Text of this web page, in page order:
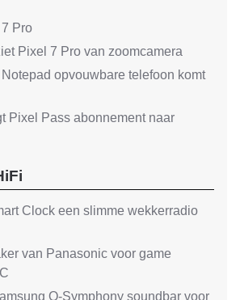
Pro
Pixel 7 Pro van zoomcamera
opvouwbare telefoon komt
Pixel Pass abonnement naar
Clock een slimme wekkerradio
van Panasonic voor game
Q-Symphony soundbar voor